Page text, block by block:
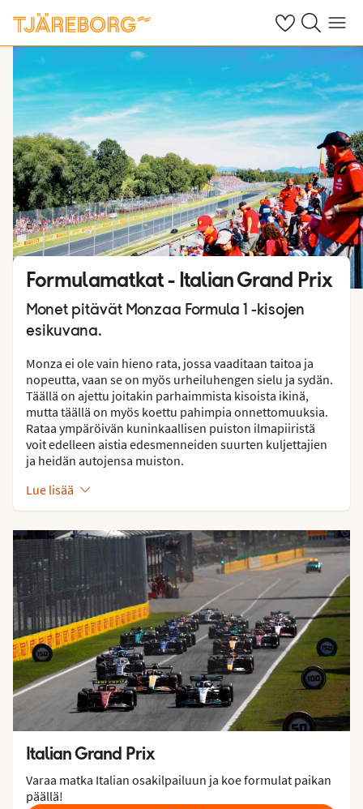
OmatHaku Valikko
Formulamatkat - Italian Grand Prix
Monet pitävät Monzaa Formula 1 -kisojen
esikuvana.
Monza ei ole vain hieno rata, jossa vaaditaan taitoa ja
nopeutta, vaan se on myös urheiluhengen sielu ja sydän.
Täällä on ajettu joitakin parhaimmista kisoista ikinä,
mutta täällä on myös koettu pahimpia onnettomuuksia.
Rataa ympäröivän kuninkaallisen puiston ilmapiiristä
voit edelleen aistia edesmenneiden suurten kuljettajien
ja heidän autojensa muiston.
Lue lisää
Italian Grand Prix
Varaa matka Italian osakilpailuun ja koe formulat paikan
päällä!